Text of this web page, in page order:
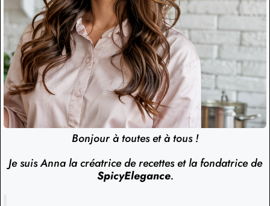
Bonjour à toutes et à tous !
Je suis Anna la créatrice de recettes et la fondatrice de
SpicyElegance.